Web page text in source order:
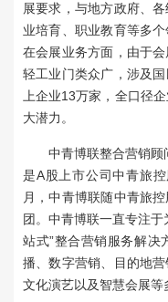
展要求，与地方政府、
业培育、职业教育等多
在会展业务方面，由于
轻工业门类众广，涉及
上企业13万家，全口径
大潜力。
中青博联整合营销顾
是A股上市公司中青旅
月，中青博联随中青旅
团。中青博联一直专注
站式”整合营销服务解决
播、数字营销、目的地
文化演艺以及智慧会展等